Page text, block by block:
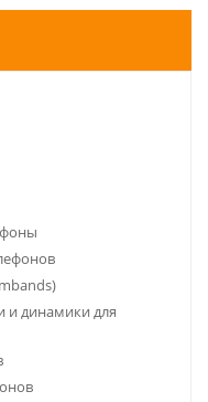
и динамики для